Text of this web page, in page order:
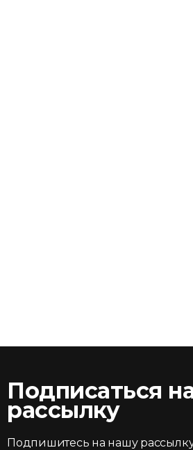
Подписаться
рассылку
Подпишитесь на нашу